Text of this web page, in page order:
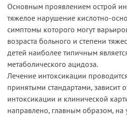
Основным проявлением острой
тяжелое нарушение кислотно-
симптомы которого могут
возраста больного и степени
детей наиболее типичным
метаболического ацидоза.
Лечение интоксикации
принятыми стандартами, зависит
интоксикации и клинической
направлено, главным образом, на